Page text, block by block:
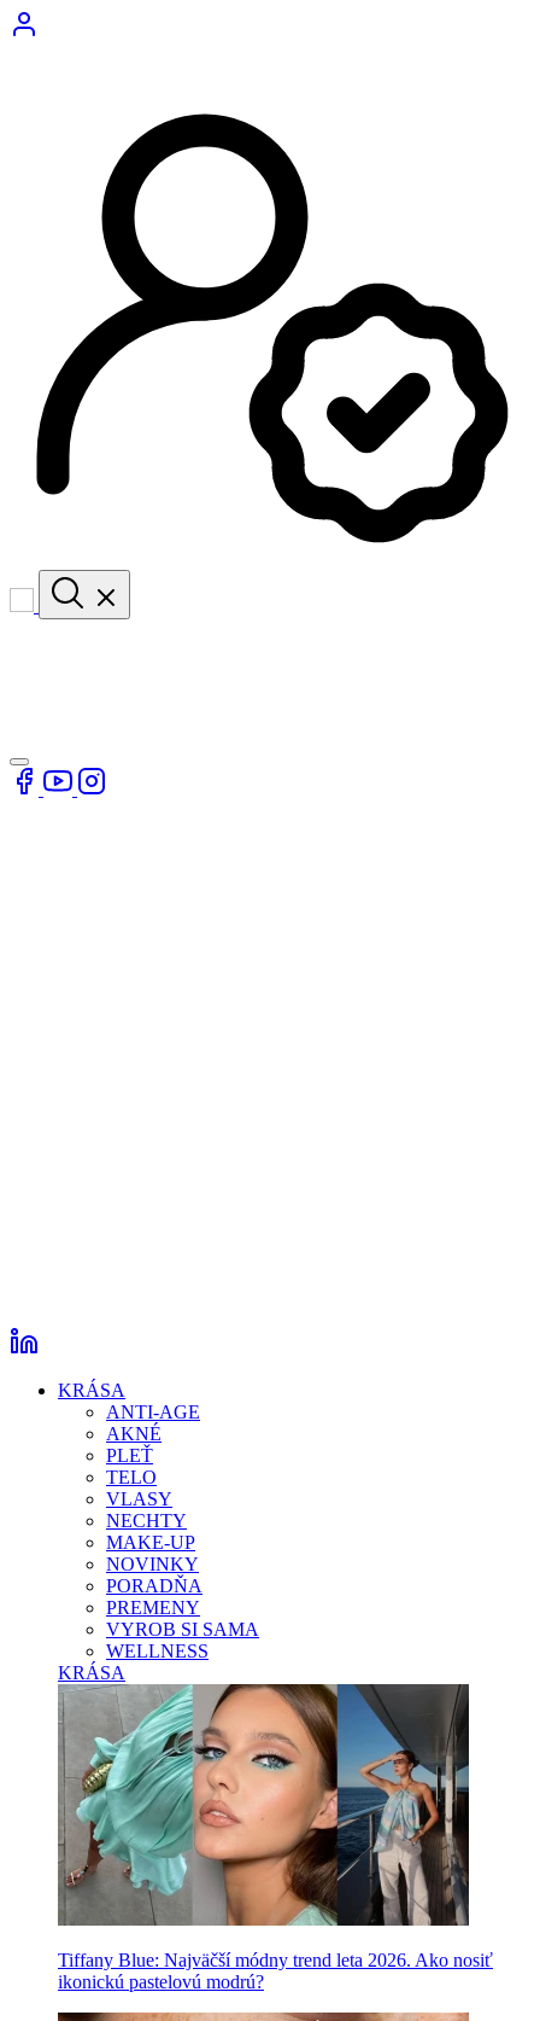
KRÁSA
ANTI-AGE
AKNÉ
PLEŤ
TELO
VLASY
NECHTY
MAKE-UP
NOVINKY
PORADŇA
PREMENY
VYROB SI SAMA
WELLNESS
KRÁSA
Tiffany Blue: Najväčší módny trend leta 2026. Ako nosiť
ikonickú pastelovú modrú?